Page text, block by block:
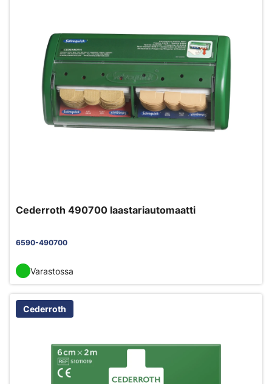
Cederroth 490700 laastariautomaatti
6590-490700
Varastossa
Cederroth